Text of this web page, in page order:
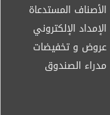
الأصناف المستدعاة
الإمداد الإلكتروني
عروض و تخفيضات
مدراء الصندوق